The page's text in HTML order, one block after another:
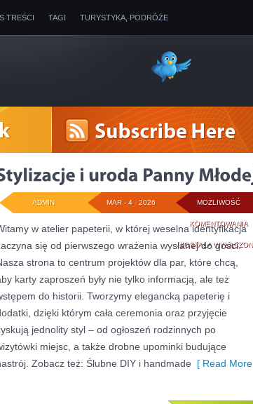
TREŚCI TAGI TURYSTYKA, PODRÓŻE
MOŻLIWOŚĆ
KOMENTOWANIA
I
ZOSTAŁA
MAR - 4 - 2026
ADMIN
w atelier papeterii, w której weselna identyfikacja
się od pierwszego wrażenia wysłanej do gości.
strona to centrum projektów dla par, które chcą,
karty zaproszeń były nie tylko informacją, ale też
do historii. Tworzymy elegancką papeterię i
dzięki którym cała ceremonia oraz przyjęcie
jednolity styl – od ogłoszeń rodzinnych po
miejsc, a także drobne upominki budujące
Zobacz też: Ślubne DIY i handmade [ Read More